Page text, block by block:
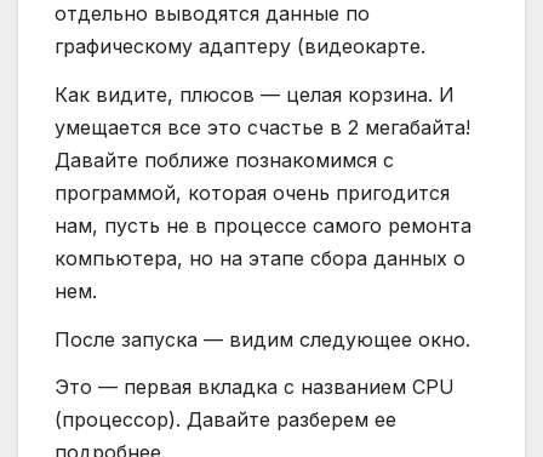
отдельно выводятся данные по
графическому адаптеру (видеокарте.
Как видите, плюсов — целая корзина. И
умещается все это счастье в 2 мегабайта!
Давайте поближе познакомимся с
программой, которая очень пригодится
нам, пусть не в процессе самого ремонта
компьютера, но на этапе сбора данных о
нем.
После запуска — видим следующее окно.
Это — первая вкладка с названием CPU
(процессор). Давайте разберем ее